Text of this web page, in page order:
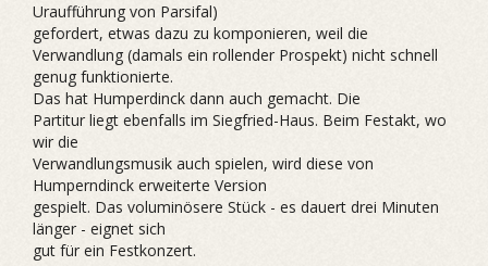
Uraufführung von Parsifal)
gefordert, etwas dazu zu komponieren, weil die
Verwandlung (damals ein rollender Prospekt) nicht schnell
genug funktionierte.
Das hat Humperdinck dann auch gemacht. Die
Partitur liegt ebenfalls im Siegfried-Haus. Beim Festakt, wo
wir die
Verwandlungsmusik auch spielen, wird diese von
Humperndinck erweiterte Version
gespielt. Das voluminösere Stück - es dauert drei Minuten
länger - eignet sich
gut für ein Festkonzert.